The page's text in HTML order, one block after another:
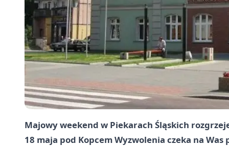
Majowy weekend w Piekarach Śląskich
18 maja pod Kopcem Wyzwolenia czeka na